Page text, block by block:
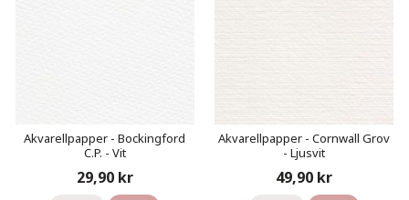
Akvarellpapper - Bockingford
C.P. - Vit
29,90 kr
Akvarellpapper - Cornwall Grov
- Ljusvit
49,90 kr